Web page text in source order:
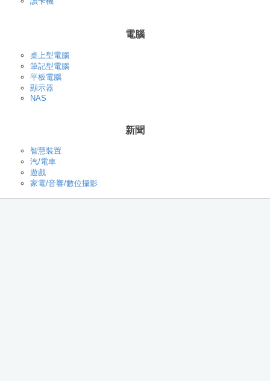
電腦
桌上型電腦
筆記型電腦
平板電腦
顯示器
NAS
新聞
智慧裝置
汽/電車
遊戲
家電/音響/數位攝影